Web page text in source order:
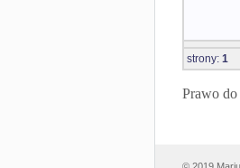
strony: 1
Prawo